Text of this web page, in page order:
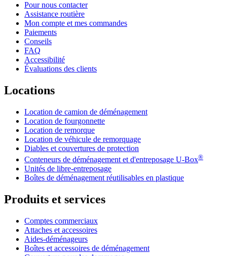
Pour nous contacter
Assistance routière
Mon compte et mes commandes
Paiements
Conseils
FAQ
Accessibilité
Évaluations des clients
Locations
Location de camion de déménagement
Location de fourgonnette
Location de remorque
Location de véhicule de remorquage
Diables et couvertures de protection
Conteneurs de déménagement et d'entreposage U-Box®
Unités de libre-entreposage
Boîtes de déménagement réutilisables en plastique
Produits et services
Comptes commerciaux
Attaches et accessoires
Aides-déménageurs
Boîtes et accessoires de déménagement